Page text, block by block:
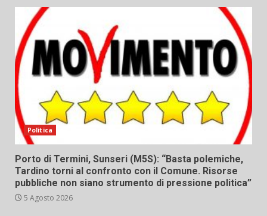
Politica
Porto di Termini, Sunseri (M5S): “Basta polemiche,
Tardino torni al confronto con il Comune. Risorse
pubbliche non siano strumento di pressione politica”
5 Agosto 2026